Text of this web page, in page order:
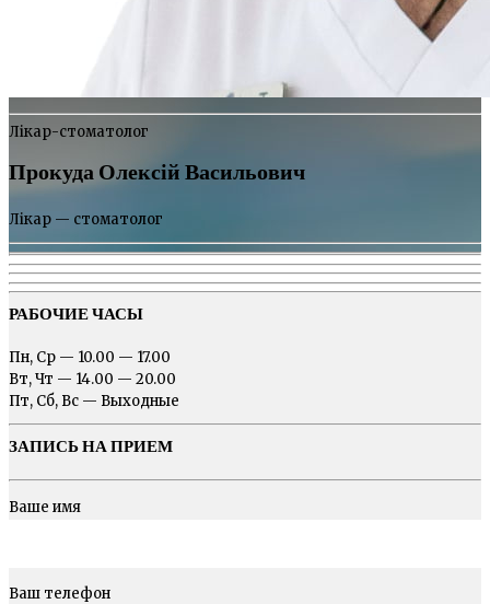
Лікар-стоматолог
Прокуда Олексій Васильович
Лікар — стоматолог
РАБОЧИЕ ЧАСЫ
Пн, Ср — 10.00 — 17.00
Вт, Чт — 14.00 — 20.00
Пт, Сб, Вс — Выходные
ЗАПИСЬ НА ПРИЕМ
Ваше имя
Ваш телефон